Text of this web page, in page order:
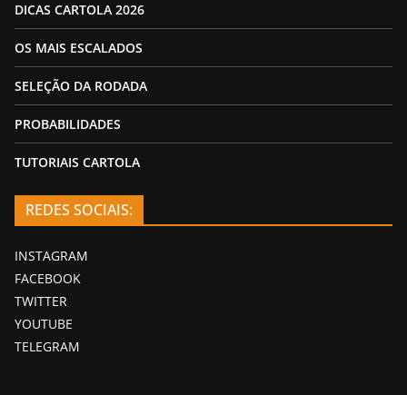
DICAS CARTOLA 2026
OS MAIS ESCALADOS
SELEÇÃO DA RODADA
PROBABILIDADES
TUTORIAIS CARTOLA
REDES SOCIAIS:
INSTAGRAM
FACEBOOK
TWITTER
YOUTUBE
TELEGRAM